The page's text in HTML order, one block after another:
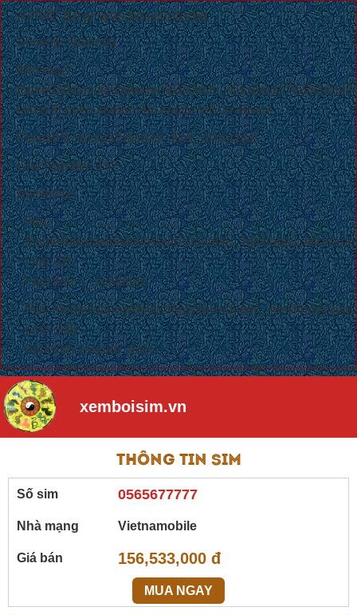
A PHP Error was encountered
Severity: Warning
Message:
fopen(/home/sites/tmp/
failed to open stream: No space left on device
Filename: drivers/Session_files_driver.php
Line Number: 157
Backtrace:
File:
/home/sites/web/xemboisim.vn/public_html/application/
Line: 10
Function: __construct
File: /home/sites/web/xemboisim.vn/public_html/index.php
Line: 328
Function: require_once
xemboisim.vn
Thông tin sim
Số sim 0565677777
Nhà mạng Vietnamobile
Giá bán 156,533,000 đ
MUA NGAY